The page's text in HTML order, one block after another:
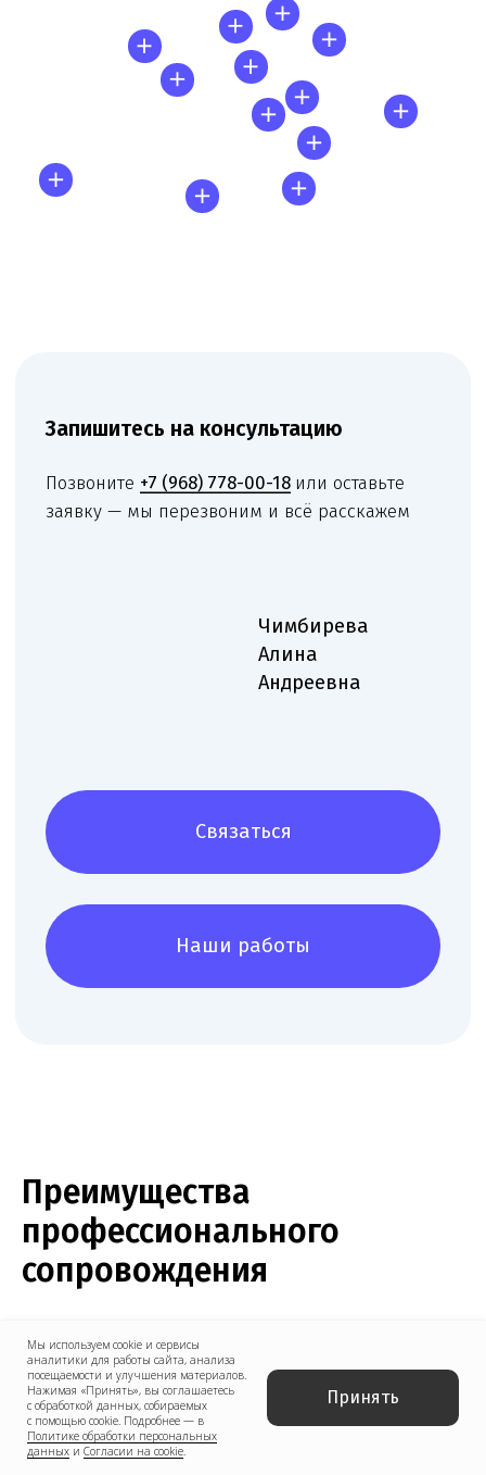
Преимущества
профессионального
сопровождения
Самостоятельное оформление лицензии на
ветеринарную аптеку требует значительных
временных затрат, глубоких юридических знаний и
высокой внимательности. Любая ошибка в
документации, несоблюдение нормативов или
Чимбирева Алина
Руководитель Melegal
консультация
+7 (495) 188-17-82
Мы используем cookie и сервисы
аналитики для работы сайта, анализа
посещаемости и улучшения материалов.
Нажимая «Принять», вы соглашаетесь
с обработкой данных, собираемых
с помощью cookie. Подробнее — в
Политике обработки персональных
данных и Согласии на cookie.
Принять